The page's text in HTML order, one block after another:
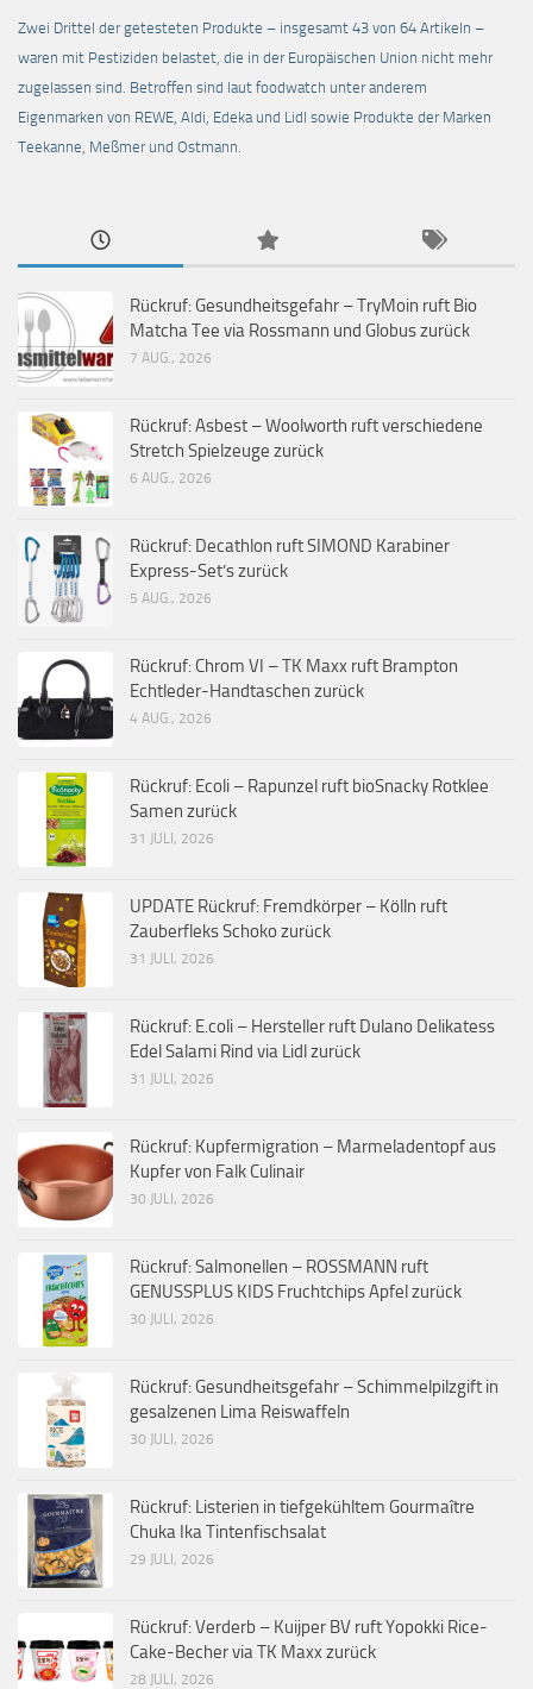
Zwei Drittel der getesteten Produkte – insgesamt 43 von 64 Artikeln –
waren mit Pestiziden belastet, die in der Europäischen Union nicht mehr
zugelassen sind. Betroffen sind laut foodwatch unter anderem
Eigenmarken von REWE, Aldi, Edeka und Lidl sowie Produkte der Marken
Teekanne, Meßmer und Ostmann.
Rückruf: Gesundheitsgefahr – TryMoin ruft Bio
Matcha Tee via Rossmann und Globus zurück
7 AUG., 2026
Rückruf: Asbest – Woolworth ruft verschiedene
Stretch Spielzeuge zurück
6 AUG., 2026
Rückruf: Decathlon ruft SIMOND Karabiner
Express-Set’s zurück
5 AUG., 2026
Rückruf: Chrom VI – TK Maxx ruft Brampton
Echtleder-Handtaschen zurück
4 AUG., 2026
Rückruf: Ecoli – Rapunzel ruft bioSnacky Rotklee
Samen zurück
31 JULI, 2026
UPDATE Rückruf: Fremdkörper – Kölln ruft
Zauberfleks Schoko zurück
31 JULI, 2026
Rückruf: E.coli – Hersteller ruft Dulano Delikatess
Edel Salami Rind via Lidl zurück
31 JULI, 2026
Rückruf: Kupfermigration – Marmeladentopf aus
Kupfer von Falk Culinair
30 JULI, 2026
Rückruf: Salmonellen – ROSSMANN ruft
GENUSSPLUS KIDS Fruchtchips Apfel zurück
30 JULI, 2026
Rückruf: Gesundheitsgefahr – Schimmelpilzgift in
gesalzenen Lima Reiswaffeln
30 JULI, 2026
Rückruf: Listerien in tiefgekühltem Gourmaître
Chuka Ika Tintenfischsalat
29 JULI, 2026
Rückruf: Verderb – Kuijper BV ruft Yopokki Rice-
Cake-Becher via TK Maxx zurück
28 JULI, 2026